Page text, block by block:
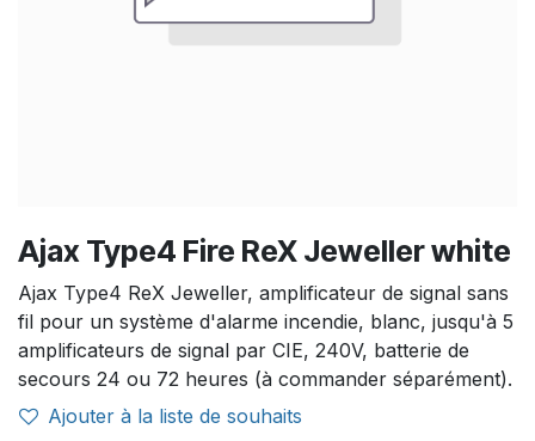
Ajax Type4 Fire ReX Jeweller white
Ajax Type4 ReX Jeweller, amplificateur de signal sans
fil pour un système d'alarme incendie, blanc, jusqu'à 5
amplificateurs de signal par CIE, 240V, batterie de
secours 24 ou 72 heures (à commander séparément).
Ajouter à la liste de souhaits